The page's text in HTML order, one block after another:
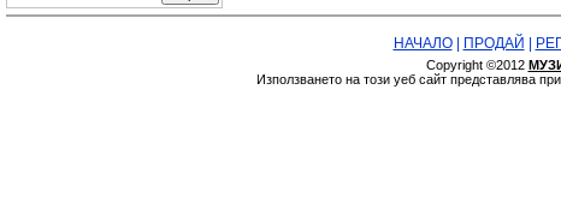
НАЧАЛО| ПРОДАЙ
Copyright ©2012
Използването на този уеб сайт представлява